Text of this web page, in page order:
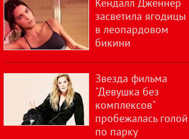
засветила ягодицы
в леопардовом
бикини
Звезда фильма
"Девушка без
комплексов"
пробежалась голой
по парку